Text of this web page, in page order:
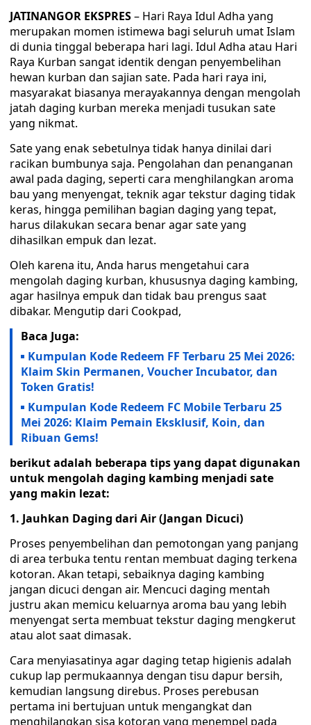
JATINANGOR EKSPRES– Hari Raya Idul Adha yang
merupakan momen istimewa bagi seluruh umat Islam
di dunia tinggal beberapa hari lagi. Idul Adha atau Hari
Raya Kurban sangat identik dengan penyembelihan
hewan kurban dan sajian sate. Pada hari raya ini,
masyarakat biasanya merayakannya dengan mengolah
jatah daging kurban mereka menjadi tusukan sate
yang nikmat.
Sate yang enak sebetulnya tidak hanya dinilai dari
racikan bumbunya saja. Pengolahan dan penanganan
awal pada daging, seperti cara menghilangkan aroma
bau yang menyengat, teknik agar tekstur daging tidak
keras, hingga pemilihan bagian daging yang tepat,
harus dilakukan secara benar agar sate yang
dihasilkan empuk dan lezat.
Oleh karena itu, Anda harus mengetahui cara
mengolah daging kurban, khususnya daging kambing,
agar hasilnya empuk dan tidak bau prengus saat
dibakar. Mengutip dari Cookpad,
Baca Juga:
Kumpulan Kode Redeem FF Terbaru 25 Mei 2026:
Klaim Skin Permanen, Voucher Incubator, dan
Token Gratis!
Kumpulan Kode Redeem FC Mobile Terbaru 25
Mei 2026: Klaim Pemain Eksklusif, Koin, dan
Ribuan Gems!
berikut adalah beberapa tips yang dapat digunakan
untuk mengolah daging kambing menjadi sate
yang makin lezat:
1. Jauhkan Daging dari Air (Jangan Dicuci)
Proses penyembelihan dan pemotongan yang panjang
di area terbuka tentu rentan membuat daging terkena
kotoran. Akan tetapi, sebaiknya daging kambing
jangan dicuci dengan air. Mencuci daging mentah
justru akan memicu keluarnya aroma bau yang lebih
menyengat serta membuat tekstur daging mengkerut
atau alot saat dimasak.
Cara menyiasatinya agar daging tetap higienis adalah
cukup lap permukaannya dengan tisu dapur bersih,
kemudian langsung direbus. Proses perebusan
pertama ini bertujuan untuk mengangkat dan
menghilangkan sisa kotoran yang menempel pada